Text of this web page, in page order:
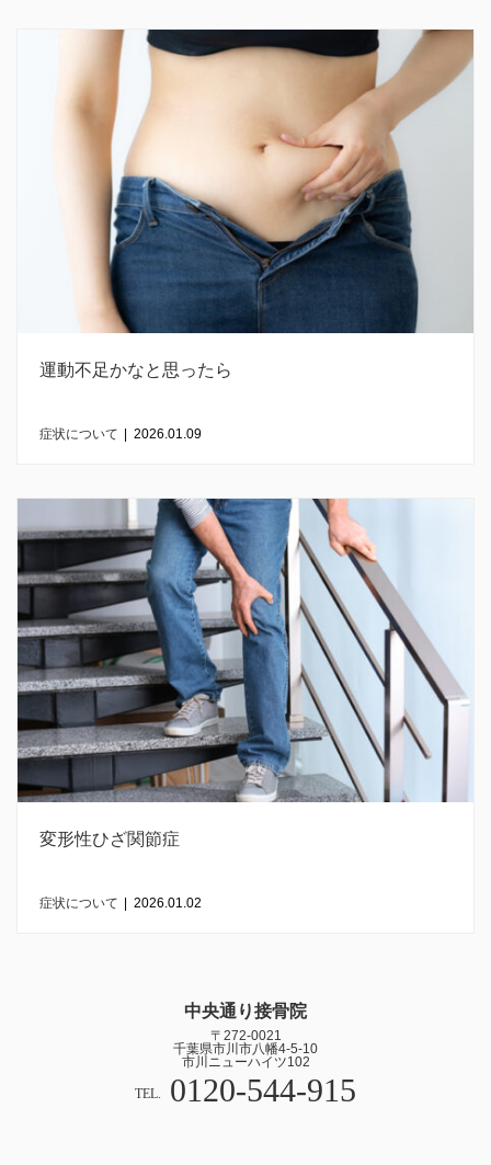
運動不足かなと思ったら
症状について | 2026.01.09
変形性ひざ関節症
症状について | 2026.01.02
中央通り接骨院
〒272-0021
千葉県市川市八幡4-5-10
市川ニューハイツ102
TEL. 0120-544-915